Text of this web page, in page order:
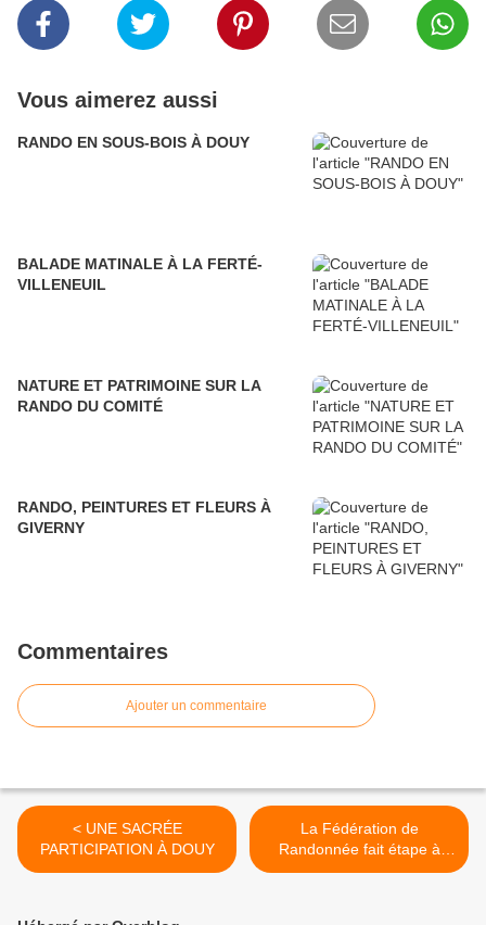
Vous aimerez aussi
RANDO EN SOUS-BOIS À DOUY
BALADE MATINALE À LA FERTÉ-
VILLENEUIL
NATURE ET PATRIMOINE SUR LA
RANDO DU COMITÉ
RANDO, PEINTURES ET FLEURS À
GIVERNY
Commentaires
Ajouter un commentaire
< UNE SACRÉE
PARTICIPATION À DOUY
La Fédération de
Randonnée fait étape à
Châteaudun >